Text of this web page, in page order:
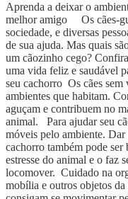
Aprenda a deixar o
melhor amigo Os cães-
sociedade, e diversas
de sua ajuda. Mas quais
um cãozinho cego?
uma vida feliz e saudável
seu cachorro Os cães sem
ambientes que habitam.
aguçam e contribuem no
animal. Para ajudar seu
móveis pelo ambiente. Dar
cachorro também pode
estresse do animal e o faz
locomover. Cuidado na
mobília e outros objetos da